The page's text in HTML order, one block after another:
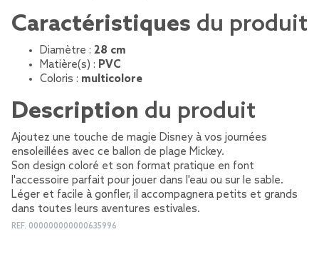
Caractéristiques du produit
Diamètre : 28 cm
Matière(s) : PVC
Coloris : multicolore
Description du produit
Ajoutez une touche de magie Disney à vos journées
ensoleillées avec ce ballon de plage Mickey.
Son design coloré et son format pratique en font
l'accessoire parfait pour jouer dans l'eau ou sur le sable.
Léger et facile à gonfler, il accompagnera petits et grands
dans toutes leurs aventures estivales.
REF. 000000000000635996